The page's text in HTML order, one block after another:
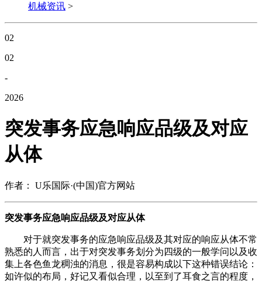
机械资讯 >
02
02
-
2026
突发事务应急响应品级及对应
从体
作者： U乐国际·(中国)官方网站
突发事务应急响应品级及对应从体
对于就突发事务的应急响应品级及其对应的响应从体不常
熟悉的人而言，出于对突发事务划分为四级的一般学问以及收
集上各色鱼龙稠浊的消息，很是容易构成以下这种错误结论：
如许似的布局，好记又看似合理，以至到了耳食之言的程度，